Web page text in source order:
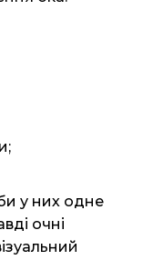
у них одне
очні